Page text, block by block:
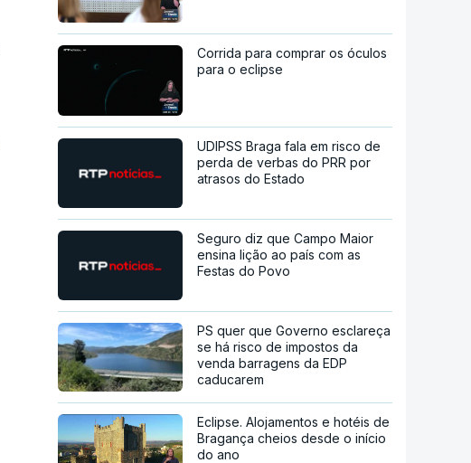
Corrida para comprar os óculos
para o eclipse
UDIPSS Braga fala em risco de
perda de verbas do PRR por
atrasos do Estado
Seguro diz que Campo Maior
ensina lição ao país com as
Festas do Povo
PS quer que Governo esclareça
se há risco de impostos da
venda barragens da EDP
caducarem
Eclipse. Alojamentos e hotéis de
Bragança cheios desde o início
do ano